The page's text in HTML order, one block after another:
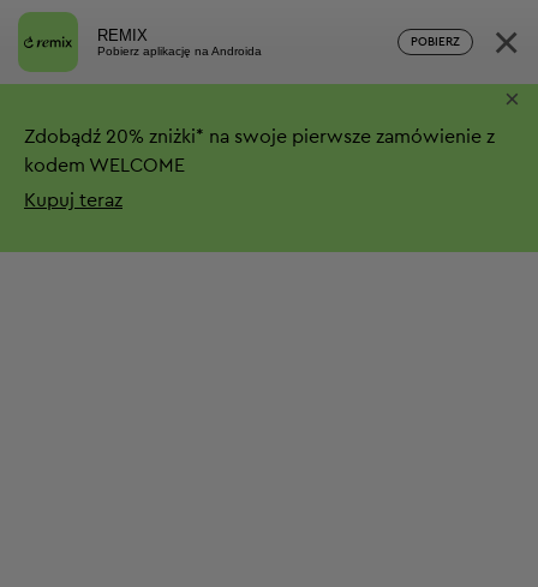
REMIX
Pobierz aplikację na Androida
POBIERZ ×
Zdobądź 20% zniżki* na swoje pierwsze zamówienie z
kodem WELCOME
Kupuj teraz
×